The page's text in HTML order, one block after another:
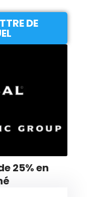
DE
25% en